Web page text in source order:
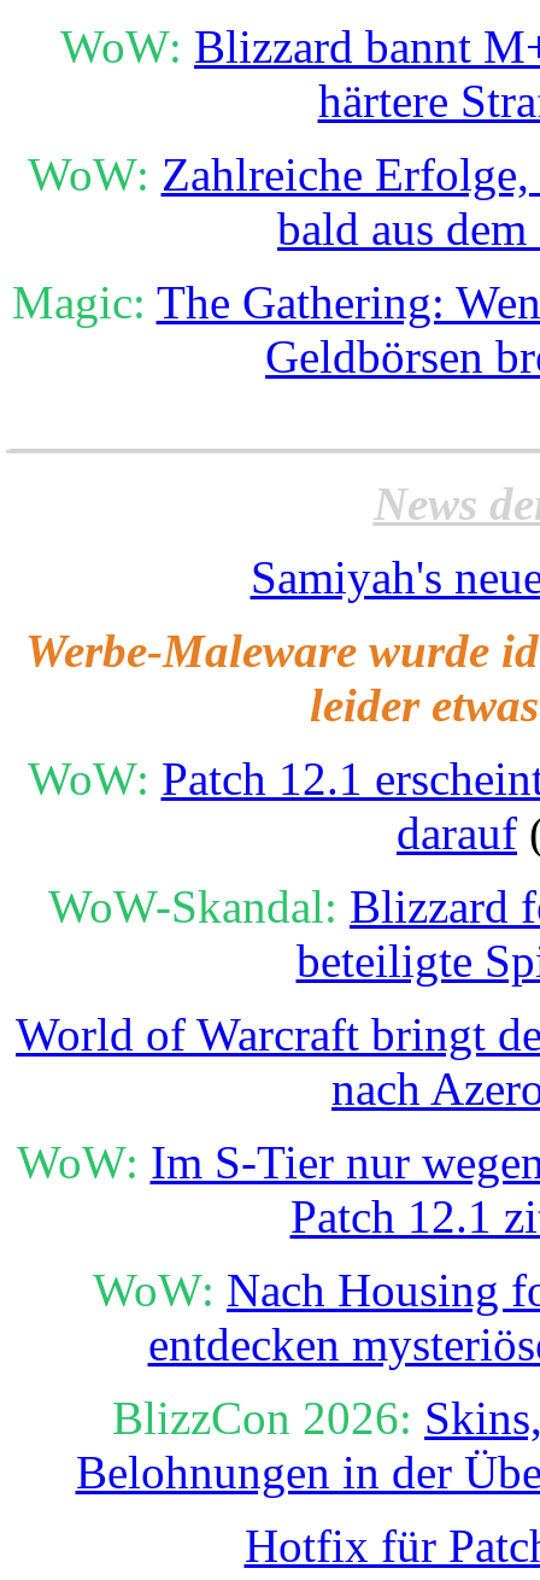
WoW: Blizzard bannt
härtere
WoW: Zahlreiche
bald aus
Magic: The Gathering:
Geldbörsen
News
Samiyah's
Werbe-Maleware wurde
leider
WoW: Patch 12.1
darauf
WoW-Skandal: Blizzard
beteiligte
World of Warcraft bringt
nach
WoW: Im S-Tier nur
Patch 12.1
WoW: Nach Housing
entdecken
BlizzCon 2026:
Belohnungen in der
Hotfix für